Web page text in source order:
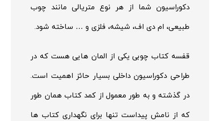
دکوراسیون شما از هر نوع متریالی مانند چوب
طبیعی، ام دی اف، شیشه، فلزی و … ساخته شود.
قفسه کتاب چوبی یکی از المان هایی هست که در
طراحی دکوراسیون داخلی بسیار حائز اهمیت است.
در گذشته و به طور معمول از کمد کتاب همان طور
که از نامش پیداست تنها برای نگهداری کتاب ها